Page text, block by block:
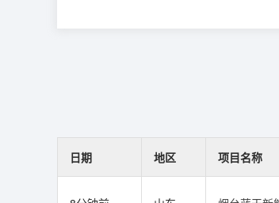
日期 地区 项目名称